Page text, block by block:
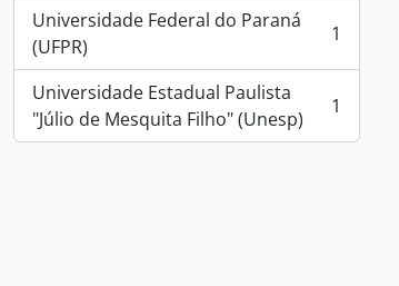
Universidade Federal do Paraná
(UFPR)
, 1 resultados 1
Universidade Estadual Paulista
"Júlio de Mesquita Filho" (Unesp)
, 1 resultados 1